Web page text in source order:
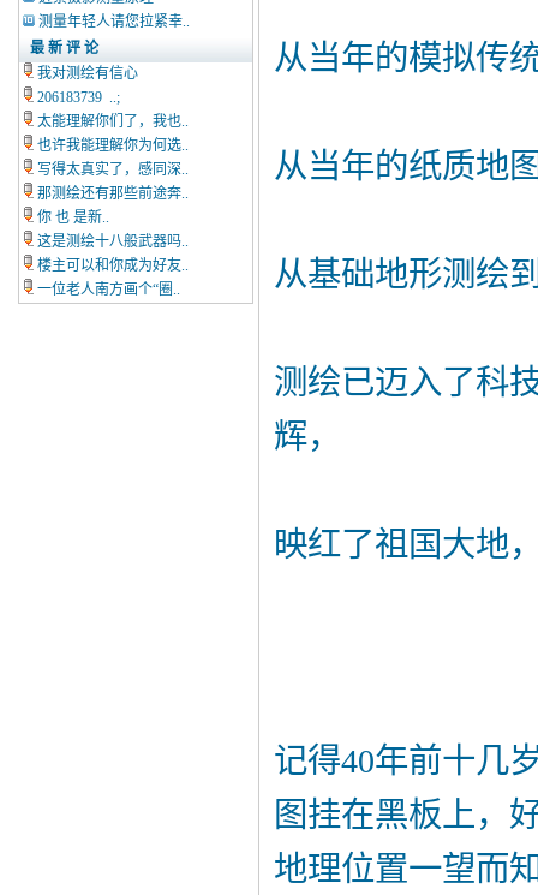
测量年轻人请您拉紧幸..
最 新 评 论
我对测绘有信心
206183739 ..;
太能理解你们了，我也..
也许我能理解你为何选..
写得太真实了，感同深..
那测绘还有那些前途奔..
你 也 是新..
这是测绘十八般武器吗..
楼主可以和你成为好友..
一位老人南方画个“圈..
从当年的模拟传
从当年的纸质地
从基础地形测绘
测绘已迈入了科
辉，
映红了祖国大地
记得40年前十几
图挂在黑板上，
地理位置一望而